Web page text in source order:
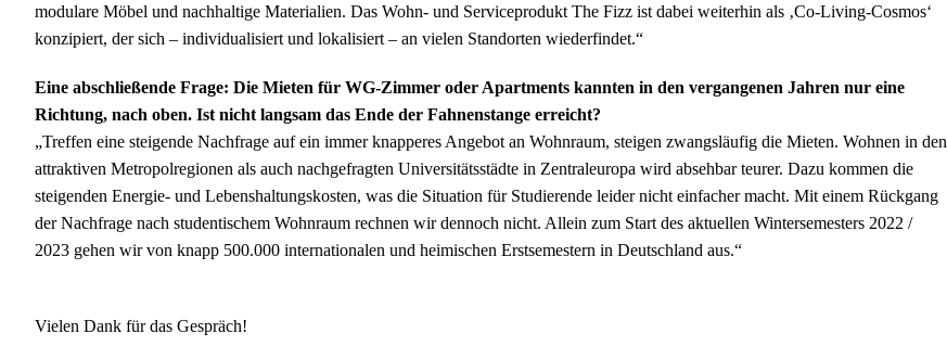
modulare Möbel und nachhaltige Materialien. Das Wohn- und Serviceprodukt The Fizz ist dabei weiterhin als ‚Co-Living-Cosmos‘
konzipiert, der sich – individualisiert und lokalisiert – an vielen Standorten wiederfindet.“
Eine abschließende Frage: Die Mieten für WG-Zimmer oder Apartments kannten in den vergangenen Jahren nur eine
Richtung, nach oben. Ist nicht langsam das Ende der Fahnenstange erreicht?
„Treffen eine steigende Nachfrage auf ein immer knapperes Angebot an Wohnraum, steigen zwangsläufig die Mieten. Wohnen in den
attraktiven Metropolregionen als auch nachgefragten Universitätsstädte in Zentraleuropa wird absehbar teurer. Dazu kommen die
steigenden Energie- und Lebenshaltungskosten, was die Situation für Studierende leider nicht einfacher macht. Mit einem Rückgang
der Nachfrage nach studentischem Wohnraum rechnen wir dennoch nicht. Allein zum Start des aktuellen Wintersemesters 2022 /
2023 gehen wir von knapp 500.000 internationalen und heimischen Erstsemestern in Deutschland aus.“
Vielen Dank für das Gespräch!